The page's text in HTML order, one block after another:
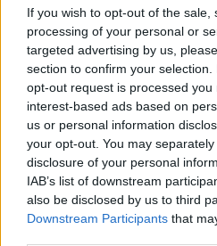
If you wish to opt-out of the
processing of your personal or
targeted advertising by us,
section to confirm your
opt-out request is processed you
interest-based ads based on
us or personal information
your opt-out. You may
disclosure of your personal
IAB’s list of downstream
also be disclosed by us to third
Downstream Participants that
Καλτσάς),
Γκονζάλεθ (90+1’
(84’ Λάσκαρης), Κετού
Μακέντα (90'+6'
ΠΑΝΣΕΡΡΑΪΚΟΣ(Ζεράρ
Λύρατζης, Γκελασβίλι,
Τσαούσης (90'+2'
Ρουμιάντεβ),
(83’ Καρέλης), Ιβάν (83’